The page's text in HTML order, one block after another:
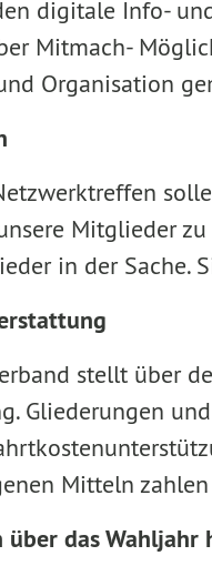
digitale Info-
Mitmach-
Organisation
Mitglieder
in der Sache.
stellt über
Gliederungen
Mitteln
über das Wahljahr